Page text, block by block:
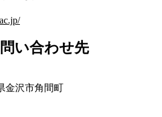
い合わせ先
金沢市角間町